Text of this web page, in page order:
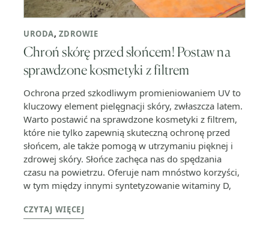
URODA, ZDROWIE
Chroń skórę przed słońcem! Postaw na
sprawdzone kosmetyki z filtrem
Ochrona przed szkodliwym promieniowaniem UV to
kluczowy element pielęgnacji skóry, zwłaszcza latem.
Warto postawić na sprawdzone kosmetyki z filtrem,
które nie tylko zapewnią skuteczną ochronę przed
słońcem, ale także pomogą w utrzymaniu pięknej i
zdrowej skóry. Słońce zachęca nas do spędzania
czasu na powietrzu. Oferuje nam mnóstwo korzyści,
w tym między innymi syntetyzowanie witaminy D,
CZYTAJ WIĘCEJ